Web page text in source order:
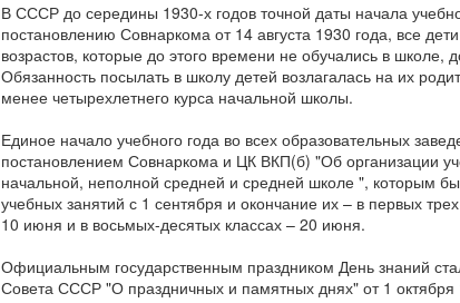
В СССР до середины 1930-х годов точной даты начала
постановлению Совнаркома от 14 августа 1930 года, все
возрастов, которые до этого времени не обучались в
Обязанность посылать в школу детей возлагалась на их
менее четырехлетнего курса начальной школы.
Единое начало учебного года во всех образовательных
постановлением Совнаркома и ЦК ВКП(б) "Об организации
начальной, неполной средней и средней школе ", которым
учебных занятий с 1 сентября и окончание их – в первых
10 июня и в восьмых-десятых классах – 20 июня.
Официальным государственным праздником День знаний
Совета СССР "О праздничных и памятных днях" от 1